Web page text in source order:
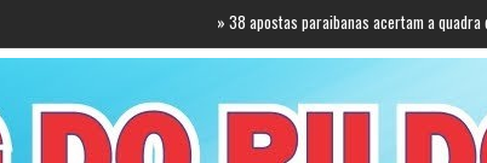
38 apostas paraibanas acertam a quadra da Mega-